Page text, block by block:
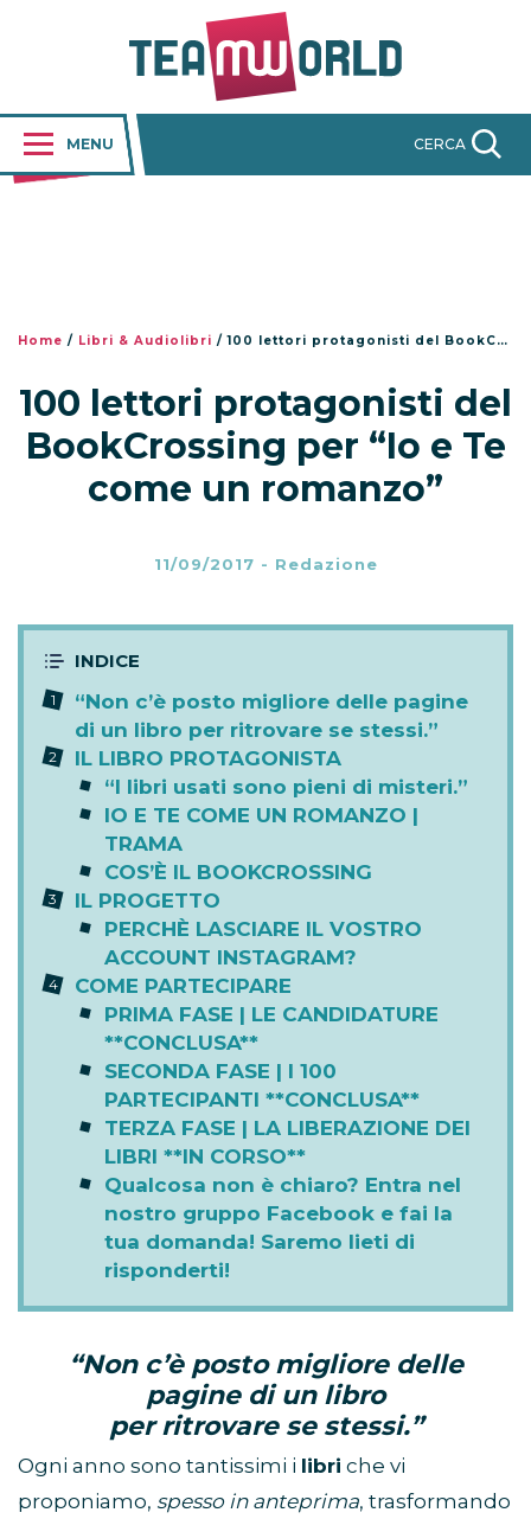
MENU CERCA
Home / Libri & Audiolibri /100 lettori protagonisti del BookCrossing per “Io e Te come un romanzo”
100 lettori protagonisti del
BookCrossing per “Io e Te
come un romanzo”
11/09/2017 - Redazione
“Non c’è posto migliore delle pagine
di un libro per ritrovare se stessi.”
IL LIBRO PROTAGONISTA
“I libri usati sono pieni di misteri.”
IO E TE COME UN ROMANZO |
TRAMA
COS’È IL BOOKCROSSING
IL PROGETTO
PERCHÈ LASCIARE IL VOSTRO
ACCOUNT INSTAGRAM?
COME PARTECIPARE
PRIMA FASE | LE CANDIDATURE
**CONCLUSA**
SECONDA FASE | I 100
PARTECIPANTI **CONCLUSA**
TERZA FASE | LA LIBERAZIONE DEI
LIBRI **IN CORSO**
Qualcosa non è chiaro? Entra nel
nostro gruppo Facebook e fai la
tua domanda! Saremo lieti di
risponderti!
“Non c’è posto migliore delle
pagine di un libro
per ritrovare se stessi.”
Ogni anno sono tantissimi i libri che vi
proponiamo, spesso in anteprima, trasformando